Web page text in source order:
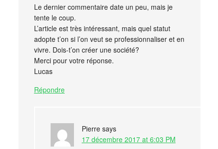
Le dernier commentaire date un peu, mais je
tente le coup.
L’article est très intéressant, mais quel statut
adopte t’on si l’on veut se professionnaliser et en
vivre. Dois-t’on créer une société?
Merci pour votre réponse.
Lucas
Répondre
Pierre says
17 décembre 2017 at 6:03 PM